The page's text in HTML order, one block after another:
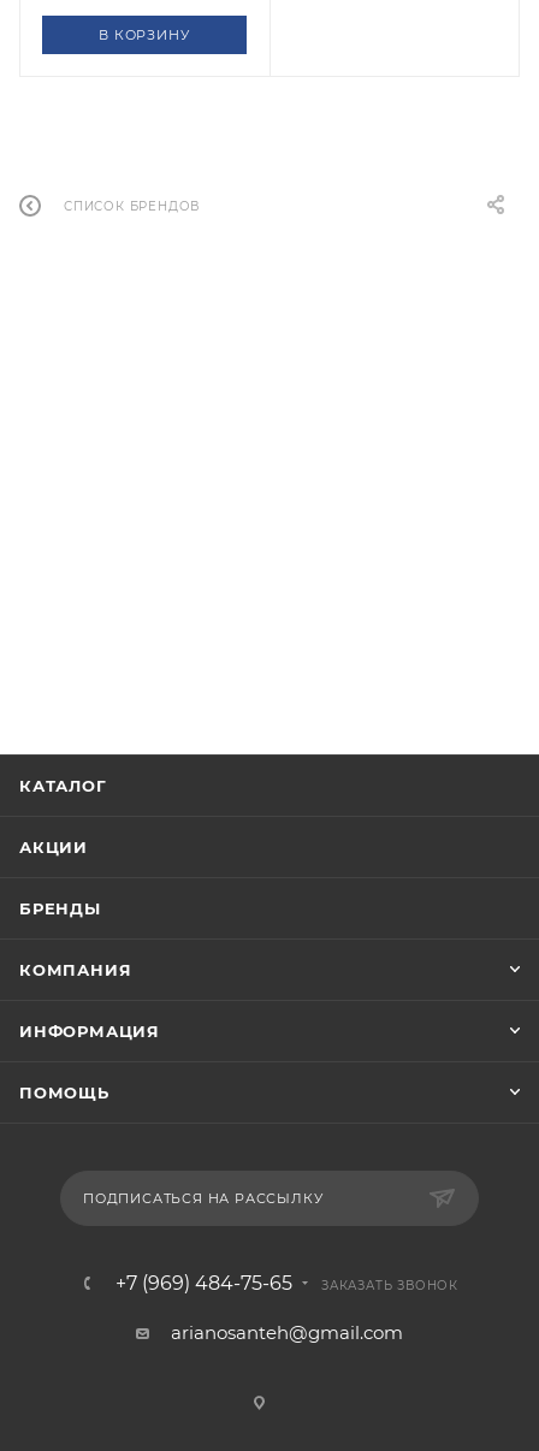
В КОРЗИНУ
СПИСОК БРЕНДОВ
КАТАЛОГ
АКЦИИ
БРЕНДЫ
КОМПАНИЯ
ИНФОРМАЦИЯ
ПОМОЩЬ
ПОДПИСАТЬСЯ НА РАССЫЛКУ
+7 (969) 484-75-65 ЗАКАЗАТЬ ЗВОНОК
arianosanteh@gmail.com